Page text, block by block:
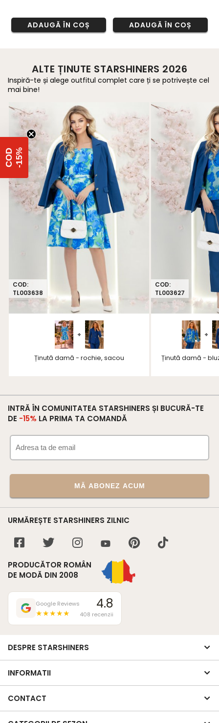
ADAUGĂ ÎN COȘ ADAUGĂ ÎN COȘ
ALTE ȚINUTE STARSHINERS 2026
Inspiră-te și alege outfitul complet care ți se potrivește cel
mai bine!
COD:
TL003638
+
Ținută damă - rochie, sacou
COD:
TL003627
+
Ținută damă -
INTRĂ ÎN COMUNITATEA STARSHINERS ȘI BUCURĂ-TE
DE -15% LA PRIMA TA COMANDĂ
MĂ ABONEZ ACUM
URMĂREȘTE STARSHINERS ZILNIC
PRODUCĂTOR ROMÂN
DE MODĂ DIN 2008
Google Reviews
★★★★★
4.8
408 recenzii
DESPRE STARSHINERS
INFORMATII
CONTACT
C
O
D
-
1
5 %